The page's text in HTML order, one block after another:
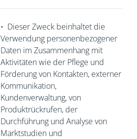
• Dieser Zweck beinhaltet die
Verwendung personenbezogener
Daten im Zusammenhang mit
Aktivitäten wie der Pflege und
Förderung von Kontakten, externer
Kommunikation,
Kundenverwaltung, von
Produktrückrufen, der
Durchführung und Analyse von
Marktstudien und